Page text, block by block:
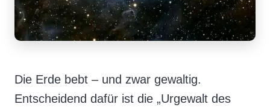
Die Erde bebt – und zwar gewaltig.
Entscheidend dafür ist die „Urgewalt des